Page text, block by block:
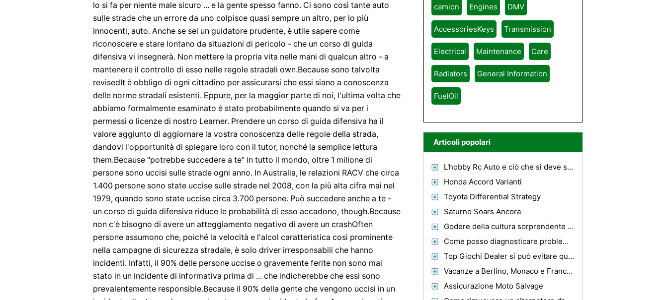
lo si fa per niente male sicuro ... e la gente spesso fanno. Ci sono così tante auto
sulle strade che un errore da uno colpisce quasi sempre un altro, per lo più
innocenti, auto. Anche se sei un guidatore prudente, è utile sapere come
riconoscere e stare lontano da situazioni di pericolo - che un corso di guida
difensiva vi insegnerà. Non mettere la propria vita nelle mani di qualcun altro - a
mantenere il controllo di esso nelle regole stradali own.Because sono talvolta
revisedIt è obbligo di ogni cittadino per assicurarsi che essi siano a conoscenza
delle norme stradali esistenti. Eppure, per la maggior parte di noi, l'ultima volta che
abbiamo formalmente esaminato è stato probabilmente quando si va per i
permessi o licenze di nostro Learner. Prendere un corso di guida difensiva ha il
valore aggiunto di aggiornare la vostra conoscenza delle regole della strada,
dandovi l'opportunità di spiegare loro con il tutor, nonché la semplice lettura
them.Because "potrebbe succedere a te" in tutto il mondo, oltre 1 milione di
persone sono uccisi sulle strade ogni anno. In Australia, le relazioni RACV che circa
1.400 persone sono state uccise sulle strade nel 2008, con la più alta cifra mai nel
1979, quando sono state uccise circa 3.700 persone. Può succedere anche a te -
un corso di guida difensiva riduce le probabilità di esso accadono, though.Because
non c'è bisogno di avere un atteggiamento negativo di avere un crashOften
persone assumono che, poiché la velocità e l'alcol caratteristica così prominente
nella campagne di sicurezza stradale, è solo driver irresponsabili che hanno
incidenti. Infatti, il 90% delle persone uccise o gravemente ferite non sono mai
stato in un incidente di informativa prima di ... che indicherebbe che essi sono
prevalentemente responsible.Because il 90% della gente che vengono uccisi in un
camion Engines DMV
AccessoriesKeys Transmission
Electrical Maintenance Care
Radiators General Information
FuelOil
Articoli popolari
L'hobby Rc Auto e ciò che si deve sapere
Honda Accord Varianti
Toyota Differential Strategy
Saturno Soars Ancora
Godere della cultura sorprendente in Chester.
Come posso diagnosticare problemi con un alzacristallo elettrico in una macchina?
Top Giochi Dealer si può evitare quando si acquista online
Vacanze a Berlino, Monaco e Francoforte
Assicurazione Moto Salvage